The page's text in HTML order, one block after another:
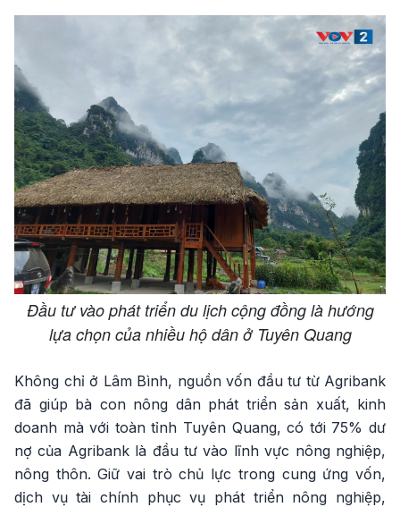
Đầu tư vào phát triển du lịch cộng đồng là hướng
lựa chọn của nhiều hộ dân ở Tuyên Quang
Không chỉ ở Lâm Bình, nguồn vốn đầu tư từ Agribank
đã giúp bà con nông dân phát triển sản xuất, kinh
doanh mà với toàn tỉnh Tuyên Quang, có tới 75% dư
nợ của Agribank là đầu tư vào lĩnh vực nông nghiệp,
nông thôn. Giữ vai trò chủ lực trong cung ứng vốn,
dịch vụ tài chính phục vụ phát triển nông nghiệp,